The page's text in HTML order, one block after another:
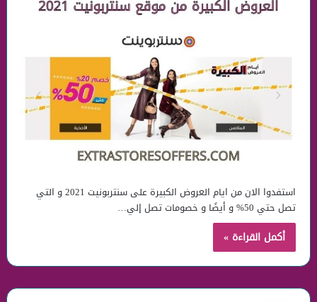
استفدوا الان من ايام العروض الكبيرة على سنتربونيت 2021 و التي
تصل حتي 50% و أيضًا و خصومات تصل إلي…
أكمل القراءة »